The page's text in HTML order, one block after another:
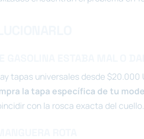
tapas universales desde $20.000
la tapa específica de tu
con la rosca exacta del cuello.